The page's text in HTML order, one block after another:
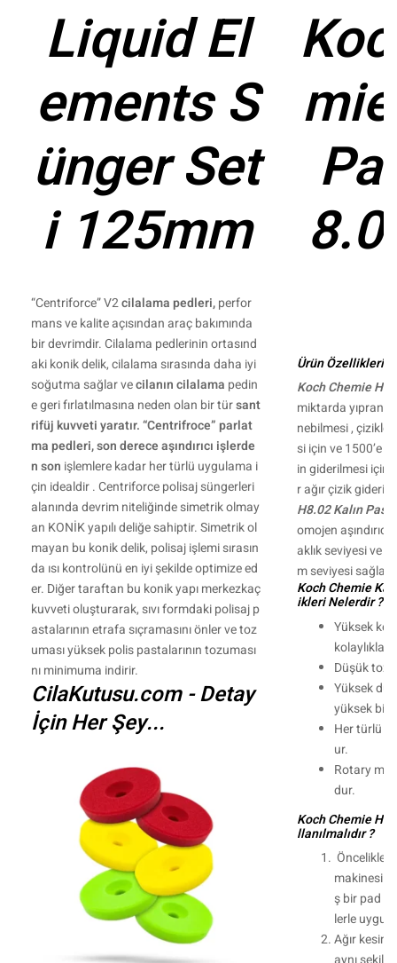
Liquid El
ements S
ünger Set
i 125mm
“Centriforce” V2cilalama pedleri,perfor
mans ve kalite açısından araç bakımında
bir devrimdir. Cilalama pedlerinin ortasınd
aki konik delik, cilalama sırasında daha iyi
soğutma sağlar vecilanıncilalama pedin
e geri fırlatılmasına neden olan bir türsant
rifüj kuvveti yaratır.“Centrifroce” parlat
ma pedleri, son derece aşındırıcı işlerde
nson işlemlere kadar her türlü uygulama i
çin idealdir . Centriforce polisaj süngerleri
alanında devrim niteliğinde simetrik olmay
an KONİK yapılı deliğe sahiptir. Simetrik ol
mayan bu konik delik, polisaj işlemi sırasın
da ısı kontrolünü en iyi şekilde optimize ed
er. Diğer taraftan bu konik yapı merkezkaç
kuvveti oluşturarak, sıvı formdaki polisaj p
astalarının etrafa sıçramasını önler ve toz
uması yüksek polis pastalarının tozuması
nı minimuma indirir.
CilaKutusu.com - Detay
İçin Her Şey...
Ürün Özellikleri :
Koch Chemie
miktarda
nebilmesi ,
si için ve 1500’e
in giderilmesi için
r ağır çizik
H8.02 Kalın Pasta
omojen
aklık seviyesi ve
m seviyesi sağlar.
Koch Chemie
ikleri Nelerdir ?
Yüksek
kolaylıkla
Düşük toz
Yüksek
yüksek bir
Her türlü
ur.
Rotary
dur.
Koch Chemie
llanılmalıdır ?
Öncelikle
makinesi
ş bir pad
lerle
Ağır kesim